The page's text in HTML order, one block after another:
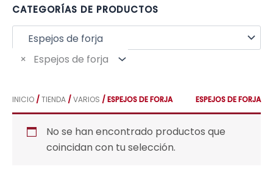
a
CATEGORÍAS DE PRODUCTOS
× Espejos de forja
INICIO /TIENDA /VARIOS / ESPEJOS DE FORJA ESPEJOS DE FORJA
No se han encontrado productos que
coincidan con tu selección.